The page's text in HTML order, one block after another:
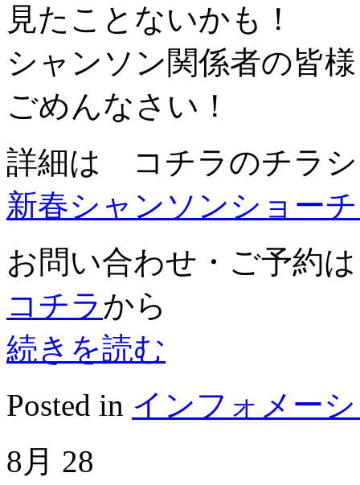
見たことないかも！
シャンソン関係者の皆様
ごめんなさい！
詳細は コチラのチラシ
新春シャンソンショー
お問い合わせ・ご予約は
コチラから
続きを読む
Posted in インフォメー
8月 28